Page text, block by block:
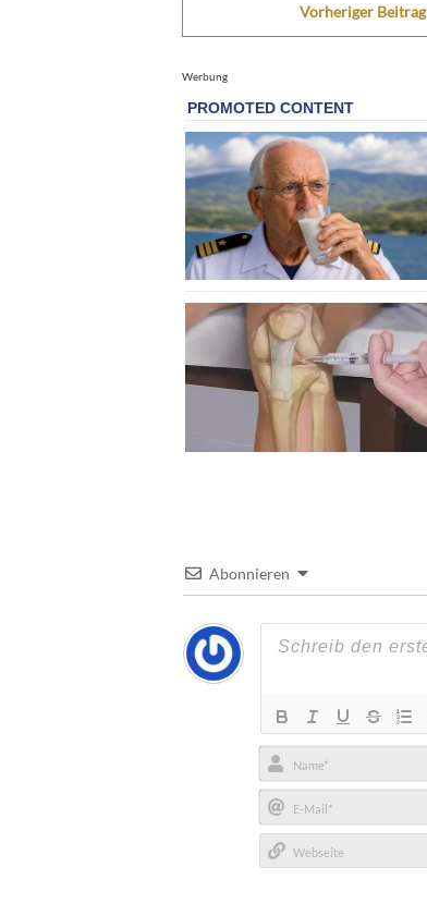
Vorheriger Beitrag
Werbung
Abonnieren
Name*
E-
Mail*